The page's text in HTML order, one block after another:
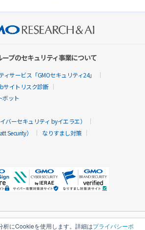
析にCookieを使用します。詳細はプライバシーポ
プのセキュリティ事業について
サービス「GMOセキュリティ24」
サイトリスク診断
ボット
バーセキュリティ byイエラエ）
Security）
なりすまし対策